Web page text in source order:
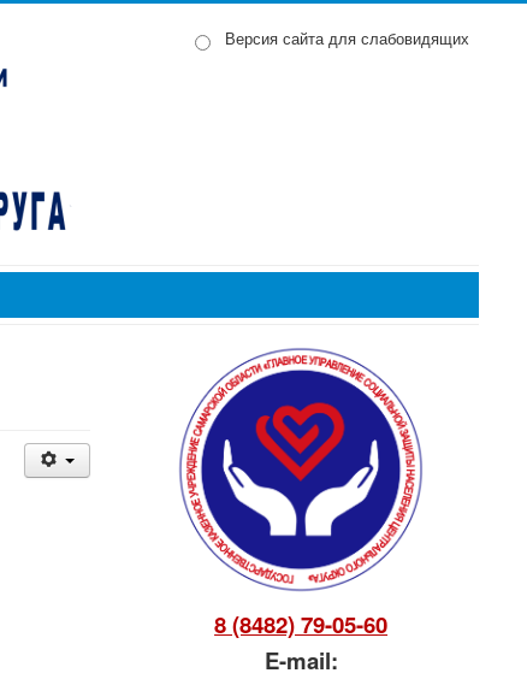
Версия сайта для слабовидящих
8 (8482) 79-05-60
E-mail: